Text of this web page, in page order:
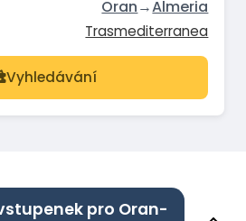
Oran→Almeria
Trasmediterranea
Vyhledávání
pro Oran-